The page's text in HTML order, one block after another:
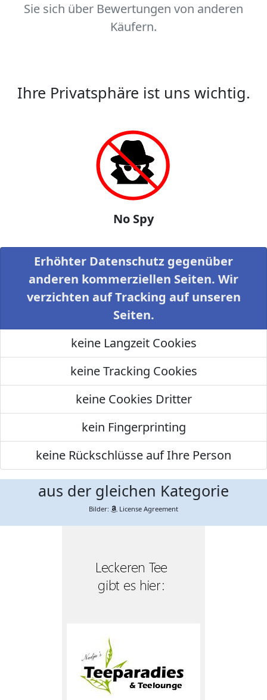
Sie sich über Bewertungen von anderen
Käufern.
Ihre Privatsphäre ist uns wichtig.
No Spy
Erhöhter Datenschutz gegenüber
anderen kommerziellen Seiten. Wir
verzichten auf Tracking auf unseren
Seiten.
keine Langzeit Cookies
keine Tracking Cookies
keine Cookies Dritter
kein Fingerprinting
keine Rückschlüsse auf Ihre Person
aus der gleichen Kategorie
Bilder: License Agreement